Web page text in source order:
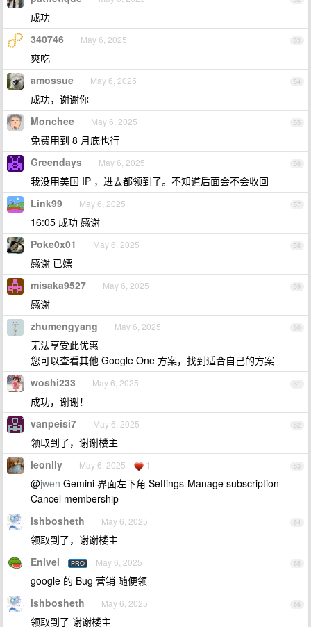
成功
53
340746 May 6, 2025
爽吃
54
amossue May 6, 2025
成功，谢谢你
55
Monchee May 6, 2025
免费用到 8 月底也行
56
Greendays May 6, 2025
我没用美国 IP ，进去都领到了。不知道后面会不会收回
57
Link99 May 6, 2025
16:05 成功 感谢
58
Poke0x01 May 6, 2025
感谢 已嫖
59
misaka9527 May 6, 2025
感谢
60
zhumengyang May 6, 2025
无法享受此优惠
您可以查看其他 Google One 方案，找到适合自己的方案
61
woshi233 May 6, 2025
成功，谢谢！
62
vanpeisi7 May 6, 2025
领取到了，谢谢楼主
63
leonlly May 6, 2025 1
@jwen Gemini 界面左下角 Settings-Manage subscription-
Cancel membership
64
lshbosheth May 6, 2025
领取到了，谢谢楼主
65
Enivel PRO May 6, 2025
google 的 Bug 营销 随便领
66
lshbosheth May 6, 2025
领取到了 谢谢楼主